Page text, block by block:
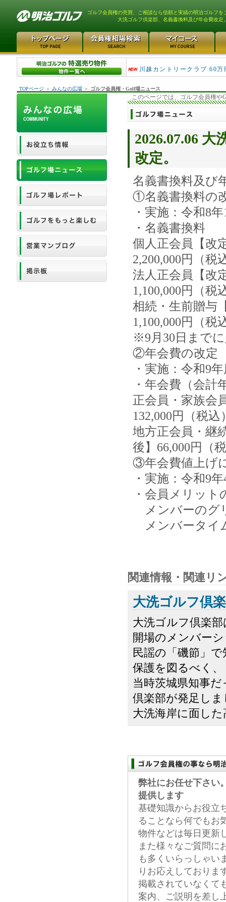
ゴルフ会員権の売買、ご相談なら信頼と実績の明治ゴルフを
大洗ゴルフ倶楽部、名義書換料及び年会費改定
津久井湖ゴルフ倶楽部 80万
川越カントリークラブ 60万
TOPページ ＞ みんなの広場 ＞ ゴルフ会員権・Golf場ニュース
このページでは、ゴルフ会員権や
2026.07.06
改定。
名義書換料及び
①名義書換料の
・実施：令和8
・名義書換料
個人正会員【改
2,200,000円（税
法人正会員【改
1,100,000円（税
相続・生前贈与
1,100,000円（税
※9月30日まで
②年会費の改定
・実施：令和9
・年会費（会計
正会員・家族会
132,000円（税込
地方正会員・継
後】66,000円（
③年会費値上げ
・実施：令和9
・会員メリッ
メンバーのグ
メンバータイ
関連情報・関連リ
大洗ゴルフ倶
大洗ゴルフ倶楽
開場のメンバー
民謡の「磯節」
保護を図るべく、
当時茨城県知事
倶楽部が発足し
大洗海岸に面した
弊社にお任せ下さい
提供します
基礎知識からお役立
ることなら何でもお
物件などは毎日更新
また様々なご質問に
も多くいらっしゃい
りお応えしておりま
掲載されていなくて
案内、ご説明を差し